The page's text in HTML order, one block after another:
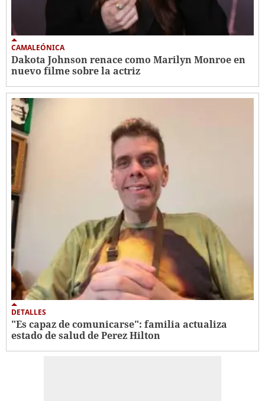
CAMALEÓNICA
Dakota Johnson renace como Marilyn Monroe en
nuevo filme sobre la actriz
DETALLES
"Es capaz de comunicarse": familia actualiza
estado de salud de Perez Hilton